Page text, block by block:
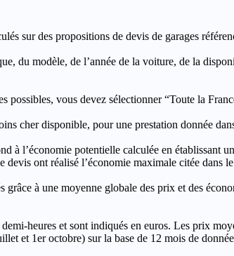
sur des propositions de devis de garages
du modèle, de l’année de la voiture, de la
vous devez sélectionner “Toute la
disponible, pour une prestation donnée
potentielle calculée en établissant
ont réalisé l’économie maximale citée dans
à une moyenne globale des prix et des
heures et sont indiqués en euros. Les prix
et 1er octobre) sur la base de 12 mois de